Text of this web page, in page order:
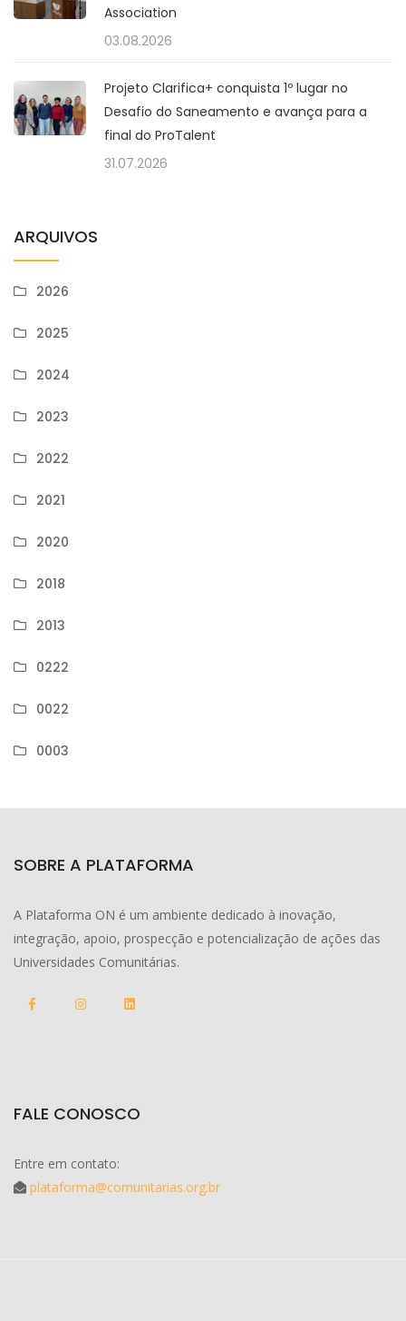
Association
03.08.2026
Projeto Clarifica+ conquista 1º lugar no
Desafio do Saneamento e avança para a
final do ProTalent
31.07.2026
ARQUIVOS
2026
2025
2024
2023
2022
2021
2020
2018
2013
0222
0022
0003
SOBRE A PLATAFORMA
A Plataforma ON é um ambiente dedicado à inovação,
integração, apoio, prospecção e potencialização de ações das
Universidades Comunitárias.
FALE CONOSCO
Entre em contato:
plataforma@comunitarias.org.br